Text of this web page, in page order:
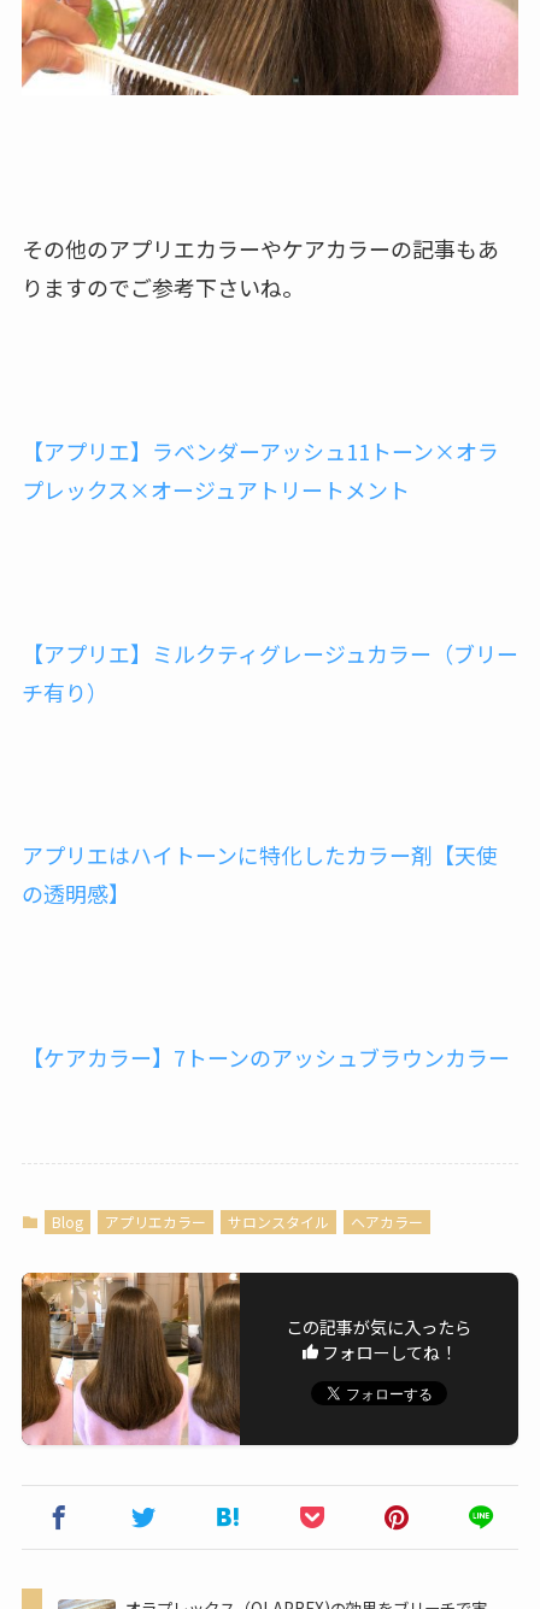
その他のアプリエカラーやケアカラーの記事もあ
りますのでご参考下さいね。
【アプリエ】ラベンダーアッシュ11トーン×オラ
プレックス×オージュアトリートメント
【アプリエ】ミルクティグレージュカラー（ブリー
チ有り）
アプリエはハイトーンに特化したカラー剤【天使
の透明感】
【ケアカラー】7トーンのアッシュブラウンカラー
Blog アプリエカラー サロンスタイル ヘアカラー
この記事が気に入ったら
フォローしてね！